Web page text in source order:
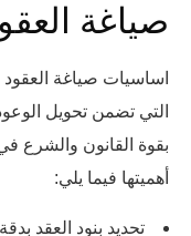
صياغة
اساسيات صياغة العقود
التي تضمن تحويل
بقوة القانون والشرع
أهميتها فيما يلي:
تحديد بنود العقد